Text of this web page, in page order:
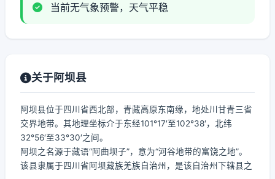
当前无气象预警，天气平稳
关于阿坝县
阿坝县位于四川省西北部，青藏高原东南缘，地处川甘青三省
交界地带。其地理坐标介于东经101°17′至102°38′，北纬
32°56′至33°30′之间。
阿坝之名源于藏语“阿曲坝子”，意为“河谷地带的富饶之地”。
该县隶属于四川省阿坝藏族羌族自治州，是该自治州下辖县之